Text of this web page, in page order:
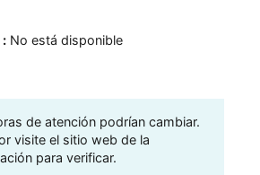
: No está disponible
de atención podrían cambiar.
visite el sitio web de la
para verificar.